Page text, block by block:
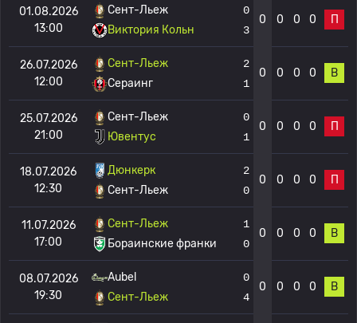
01.08.2026
13:00
Сент-Льеж
Виктория Кольн
0
3
0 0 0 0 П
26.07.2026
12:00
Сент-Льеж
Сераинг
2
1
0 0 0 0 В
25.07.2026
21:00
Сент-Льеж
Ювентус
0
1
0 0 0 0 П
18.07.2026
12:30
Дюнкерк
Сент-Льеж
2
0
0 0 0 0 П
11.07.2026
17:00
Сент-Льеж
Бораинские франки
1
0
0 0 0 0 В
08.07.2026
19:30
Aubel
Сент-Льеж
0
4
0 0 0 0 В